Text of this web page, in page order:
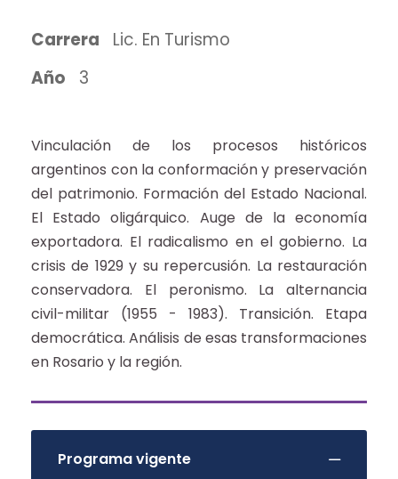
Carrera
Lic. En Turismo
Año
3
Vinculación de los procesos históricos
argentinos con la conformación y preservación
del patrimonio. Formación del Estado Nacional.
El Estado oligárquico. Auge de la economía
exportadora. El radicalismo en el gobierno. La
crisis de 1929 y su repercusión. La restauración
conservadora. El peronismo. La alternancia
civil-militar (1955 - 1983). Transición. Etapa
democrática. Análisis de esas transformaciones
en Rosario y la región.
Programa vigente